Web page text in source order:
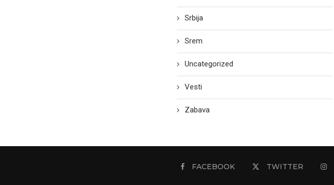
Srbija
Srem
Uncategorized
Vesti
Zabava
FACEBOOK TWITTER